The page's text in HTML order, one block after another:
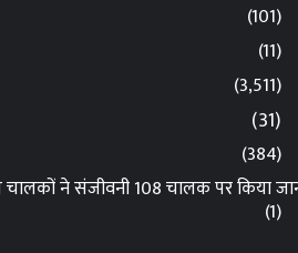
(101)
(11)
(3,511)
(31)
(384)
चालकों ने संजीवनी 108 चालक पर किया
(1)